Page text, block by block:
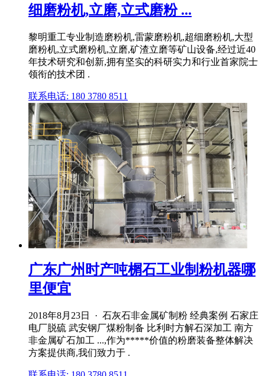
细磨粉机,立磨,立式磨粉 ...
黎明重工专业制造磨粉机,雷蒙磨粉机,超细磨粉机,大型
磨粉机,立式磨粉机,立磨,矿渣立磨等矿山设备,经过近40
年技术研究和创新,拥有坚实的科研实力和行业首家院士
领衔的技术团 .
联系电话: 180 3780 8511
广东广州时产吨榍石工业制粉机器哪
里便宜
2018年8月23日 · 石灰石非金属矿制粉 经典案例 石家庄
电厂脱硫 武安钢厂煤粉制备 比利时方解石深加工 南方
非金属矿石加工 ...,作为*****价值的粉磨装备整体解决
方案提供商,我们致力于 .